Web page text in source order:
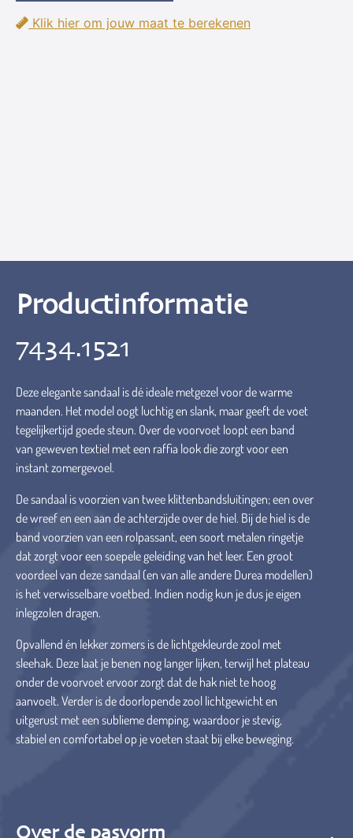
Klik hier om jouw maat te berekenen
Productinformatie
7434.1521
Deze elegante sandaal is dé ideale metgezel voor de warme
maanden. Het model oogt luchtig en slank, maar geeft de voet
tegelijkertijd goede steun. Over de voorvoet loopt een band
van geweven textiel met een raffia look die zorgt voor een
instant zomergevoel.
De sandaal is voorzien van twee klittenbandsluitingen; een over
de wreef en een aan de achterzijde over de hiel. Bij de hiel is de
band voorzien van een rolpassant, een soort metalen ringetje
dat zorgt voor een soepele geleiding van het leer. Een groot
voordeel van deze sandaal (en van alle andere Durea modellen)
is het verwisselbare voetbed. Indien nodig kun je dus je eigen
inlegzolen dragen.
Opvallend én lekker zomers is de lichtgekleurde zool met
sleehak. Deze laat je benen nog langer lijken, terwijl het plateau
onder de voorvoet ervoor zorgt dat de hak niet te hoog
aanvoelt. Verder is de doorlopende zool lichtgewicht en
uitgerust met een sublieme demping, waardoor je stevig,
stabiel en comfortabel op je voeten staat bij elke beweging.
Over de pasvorm